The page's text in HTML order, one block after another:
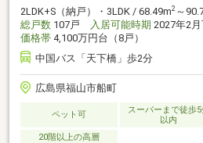
2LDK+S（納戸）・3LDK / 68.49m2 ～
総戸数 107戸 入居可能時期 2027年2
価格帯 4,100万円台（8戸）
中国バス「天下橋」歩2分
広島県福山市船町
ペット可
スーパーまで徒歩5
以内
20階以上の高層